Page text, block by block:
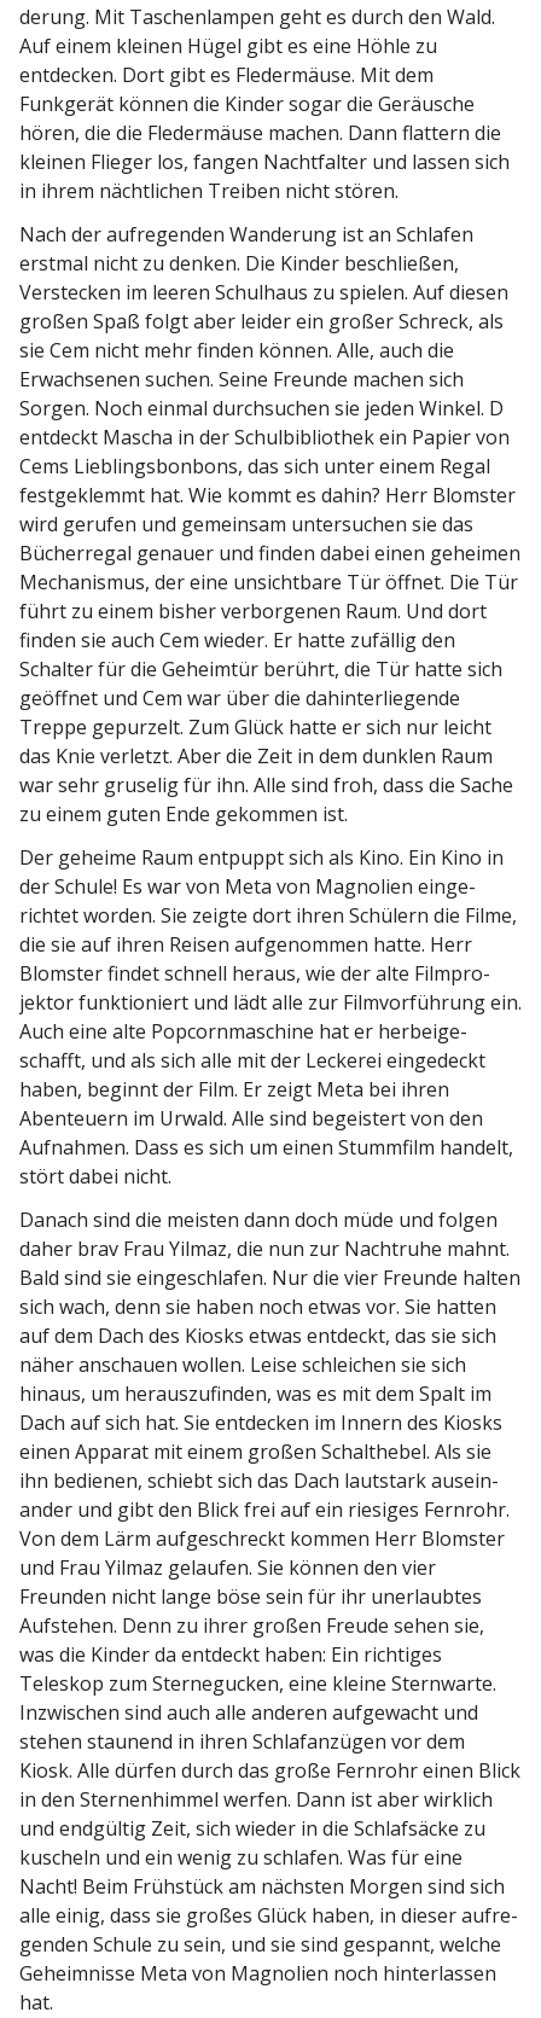
derung. Mit Taschen­lampen geht es durch den Wald.
Auf einem kleinen Hügel gibt es eine Höhle zu
entdecken. Dort gibt es Fleder­mäuse. Mit dem
Funkgerät können die Kinder sogar die Geräusche
hören, die die Fleder­mäuse machen. Dann flattern die
kleinen Flieger los, fangen Nacht­falter und lassen sich
in ihrem nächt­lichen Treiben nicht stören.
Nach der aufre­genden Wanderung ist an Schlafen
erstmal nicht zu denken. Die Kinder beschließen,
Verstecken im leeren Schulhaus zu spielen. Auf diesen
großen Spaß folgt aber leider ein großer Schreck, als
sie Cem nicht mehr finden können. Alle, auch die
Erwach­senen suchen. Seine Freunde machen sich
Sorgen. Noch einmal durch­suchen sie jeden Winkel. D
entdeckt Mascha in der Schul­bi­bliothek ein Papier von
Cems Lieblings­bonbons, das sich unter einem Regal
festge­klemmt hat. Wie kommt es dahin? Herr Blomster
wird gerufen und gemeinsam unter­suchen sie das
Bücher­regal genauer und finden dabei einen geheimen
Mecha­nismus, der eine unsichtbare Tür öffnet. Die Tür
führt zu einem bisher verbor­genen Raum. Und dort
finden sie auch Cem wieder. Er hatte zufällig den
Schalter für die Geheimtür berührt, die Tür hatte sich
geöffnet und Cem war über die dahin­ter­lie­gende
Treppe gepurzelt. Zum Glück hatte er sich nur leicht
das Knie verletzt. Aber die Zeit in dem dunklen Raum
war sehr gruselig für ihn. Alle sind froh, dass die Sache
zu einem guten Ende gekommen ist.
Der geheime Raum entpuppt sich als Kino. Ein Kino in
der Schule! Es war von Meta von Magnolien einge­
richtet worden. Sie zeigte dort ihren Schülern die Filme,
die sie auf ihren Reisen aufge­nommen hatte. Herr
Blomster findet schnell heraus, wie der alte Filmpro­
jektor funktio­niert und lädt alle zur Filmvor­führung ein.
Auch eine alte Popcorn­ma­schine hat er herbei­ge­
schafft, und als sich alle mit der Leckerei einge­deckt
haben, beginnt der Film. Er zeigt Meta bei ihren
Abenteuern im Urwald. Alle sind begeistert von den
Aufnahmen. Dass es sich um einen Stummfilm handelt,
stört dabei nicht.
Danach sind die meisten dann doch müde und folgen
daher brav Frau Yilmaz, die nun zur Nachtruhe mahnt.
Bald sind sie einge­schlafen. Nur die vier Freunde halten
sich wach, denn sie haben noch etwas vor. Sie hatten
auf dem Dach des Kiosks etwas entdeckt, das sie sich
näher anschauen wollen. Leise schleichen sie sich
hinaus, um heraus­zu­finden, was es mit dem Spalt im
Dach auf sich hat. Sie entdecken im Innern des Kiosks
einen Apparat mit einem großen Schalt­hebel. Als sie
ihn bedienen, schiebt sich das Dach lautstark ausein­
ander und gibt den Blick frei auf ein riesiges Fernrohr.
Von dem Lärm aufge­schreckt kommen Herr Blomster
und Frau Yilmaz gelaufen. Sie können den vier
Freunden nicht lange böse sein für ihr unerlaubtes
Aufstehen. Denn zu ihrer großen Freude sehen sie,
was die Kinder da entdeckt haben: Ein richtiges
Teleskop zum Sterne­gucken, eine kleine Stern­warte.
Inzwi­schen sind auch alle anderen aufge­wacht und
stehen staunend in ihren Schlaf­an­zügen vor dem
Kiosk. Alle dürfen durch das große Fernrohr einen Blick
in den Sternen­himmel werfen. Dann ist aber wirklich
und endgültig Zeit, sich wieder in die Schlaf­säcke zu
kuscheln und ein wenig zu schlafen. Was für eine
Nacht! Beim Frühstück am nächsten Morgen sind sich
alle einig, dass sie großes Glück haben, in dieser aufre­
genden Schule zu sein, und sie sind gespannt, welche
Geheim­nisse Meta von Magnolien noch hinter­lassen
hat.